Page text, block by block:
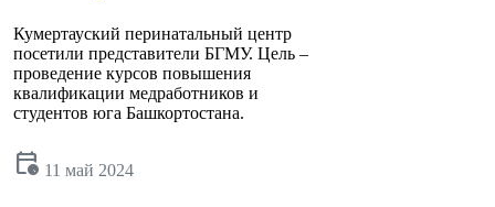
Кумертауский перинатальный центр
посетили представители БГМУ. Цель –
проведение курсов повышения
квалификации медработников и
студентов юга Башкортостана.
calendar_clock 11 май 2024